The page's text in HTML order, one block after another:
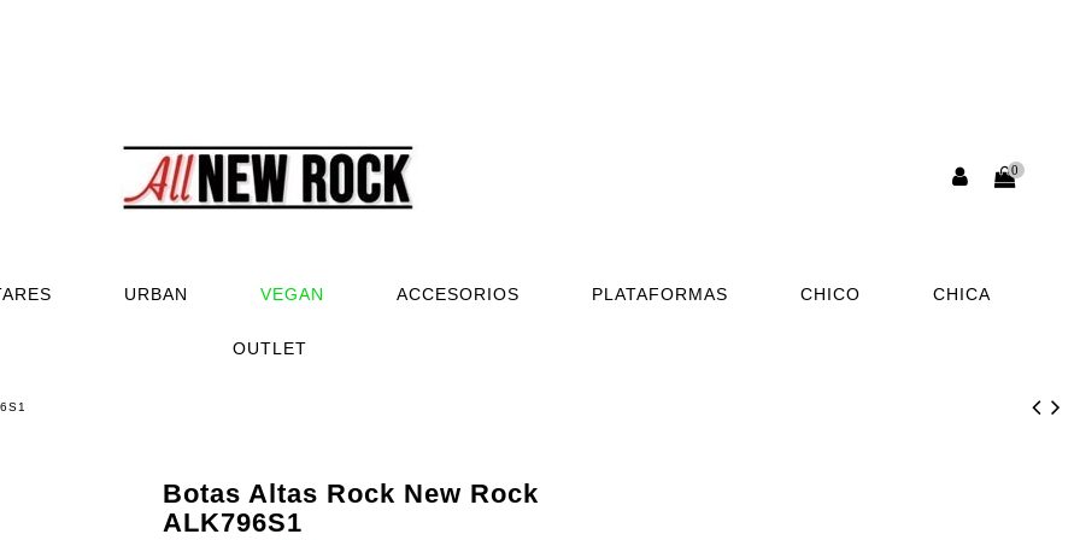
0
URBAN VEGAN ACCESORIOS PLATAFORMAS CHICO CHICA
OUTLET
Botas Altas Rock New Rock
ALK796S1